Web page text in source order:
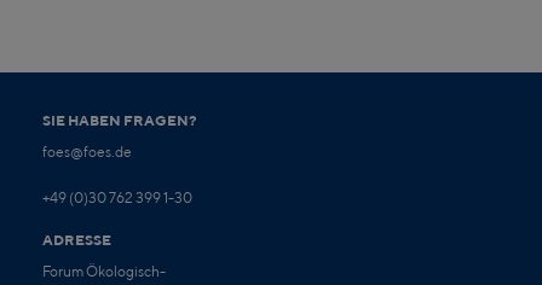
SIE HABEN FRAGEN?
foes@foes.de
+49 (0)30 762 399 1-30
ADRESSE
Forum Ökologisch-